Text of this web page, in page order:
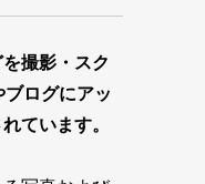
撮影・スク
ログにアッ
ています。